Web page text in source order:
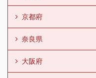
京都府
奈良県
大阪府